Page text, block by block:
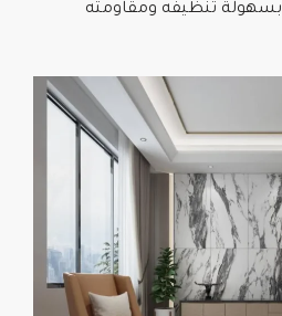
بسهولة تنظيفه ومقاومته